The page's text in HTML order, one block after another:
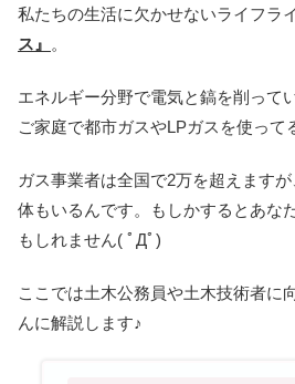
私たちの生活に欠かせないライフラ
ス』 。
エネルギー分野で電気と鎬を削って
ご家庭で都市ガスやLPガスを使って
ガス事業者は全国で2万を超えます
体もいるんです。もしかするとあな
もしれません( ﾟДﾟ)
ここでは土木公務員や土木技術者に
んに解説します♪